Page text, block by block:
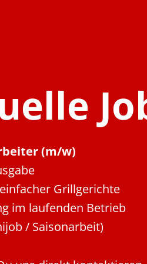
(m/w)
Grillgerichte
im laufenden Betrieb
/ Saisonarbeit)